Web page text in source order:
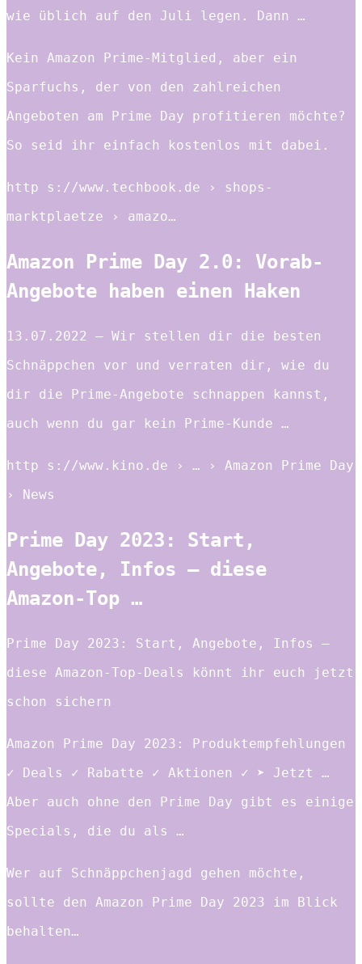
wie üblich auf den Juli legen. Dann …
Kein Amazon Prime-Mitglied, aber ein
Sparfuchs, der von den zahlreichen
Angeboten am Prime Day profitieren möchte?
So seid ihr einfach kostenlos mit dabei.
http s://www.techbook.de › shops-
marktplaetze › amazo…
Amazon Prime Day 2.0: Vorab-
Angebote haben einen Haken
13.07.2022 — Wir stellen dir die besten
Schnäppchen vor und verraten dir, wie du
dir die Prime-Angebote schnappen kannst,
auch wenn du gar kein Prime-Kunde …
http s://www.kino.de › … › Amazon Prime Day
› News
Prime Day 2023: Start,
Angebote, Infos – diese
Amazon-Top …
Prime Day 2023: Start, Angebote, Infos –
diese Amazon-Top-Deals könnt ihr euch jetzt
schon sichern
Amazon Prime Day 2023: Produktempfehlungen
✓ Deals ✓ Rabatte ✓ Aktionen ✓ ➤ Jetzt …
Aber auch ohne den Prime Day gibt es einige
Specials, die du als …
Wer auf Schnäppchenjagd gehen möchte,
sollte den Amazon Prime Day 2023 im Blick
behalten…